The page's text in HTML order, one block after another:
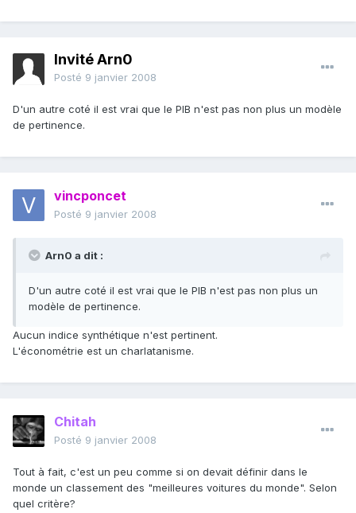
Invité Arn0
Posté 9 janvier 2008
D'un autre coté il est vrai que le PIB n'est pas non plus un modèle
de pertinence.
vincponcet
Posté 9 janvier 2008
Arn0 a dit :
D'un autre coté il est vrai que le PIB n'est pas non plus un
modèle de pertinence.
Aucun indice synthétique n'est pertinent.
L'économétrie est un charlatanisme.
Chitah
Posté 9 janvier 2008
Tout à fait, c'est un peu comme si on devait définir dans le
monde un classement des "meilleures voitures du monde". Selon
quel critère?